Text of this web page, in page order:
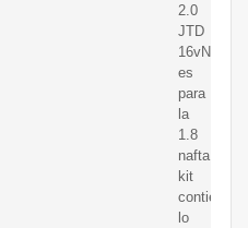
2.0
JTD
16vNo
es
para
la
1.8
naftaEl
kit
contiene
lo